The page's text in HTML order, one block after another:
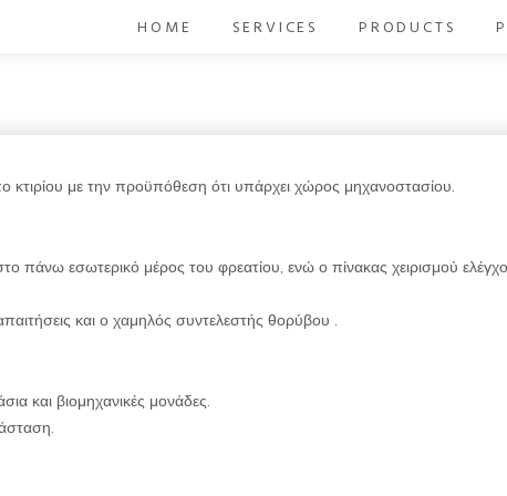
HOME SERVICES PRODUCTS
με την προϋπόθεση ότι υπάρχει χώρος μηχανοστασίου.
πάνω εσωτερικό μέρος του φρεατίου, ενώ ο πίνακας χειρισμού
και ο χαμηλός συντελεστής θορύβου .
και βιομηχανικές μονάδες.